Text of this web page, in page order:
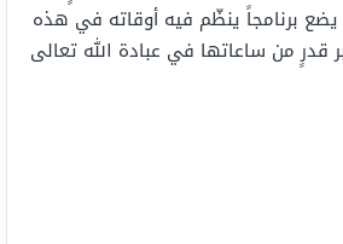
يضع برنامجاً ينظّم فيه أوقاته في هذه
قدرٍ من ساعاتها في عبادة الله تعالى